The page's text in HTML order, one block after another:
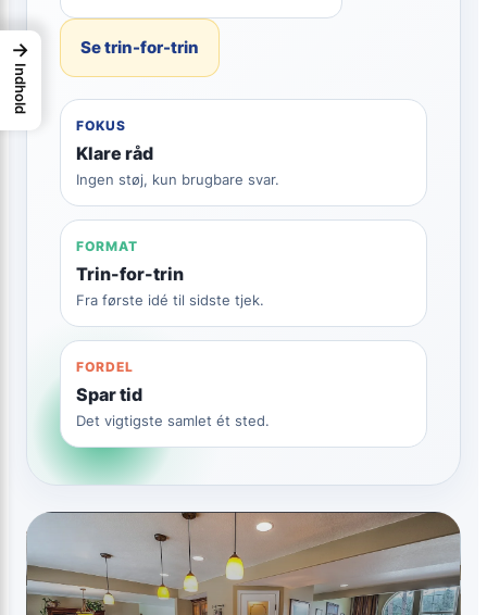
Se trin-for-trin
FOKUS
Klare råd
Ingen støj, kun brugbare svar.
FORMAT
Trin-for-trin
Fra første idé til sidste tjek.
FORDEL
Spar tid
Det vigtigste samlet ét sted.
→
Indhold